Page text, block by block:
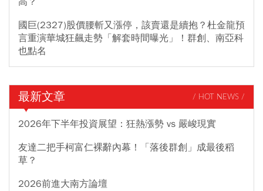
國巨(2327)股價腰斬又漲停，該賣還是續抱？杜金龍預
言重演華城狂飆走勢「解套時間曝光」！群創、南亞科
也點名
最新文章 / HOT NEWS /
2026年下半年投資展望：狂熱漲勢 vs 嚴峻現實
友達二把手柯富仁裸辭內幕！「落後群創」成最後稻
草？
2026前進大南方論壇